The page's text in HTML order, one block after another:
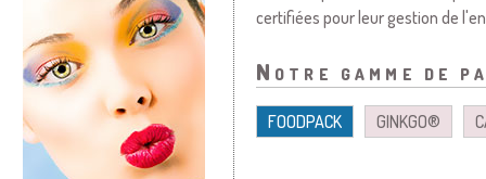
certifiées pour leur gestion de
Notre gamme de
FOODPACK GINKGO®